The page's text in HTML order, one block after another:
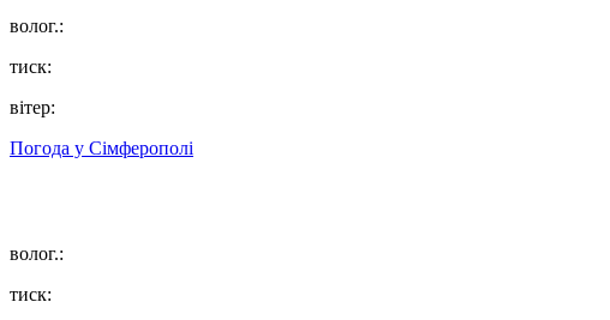
волог.:
тиск:
вітер:
Погода у Сімферополі
волог.:
тиск: